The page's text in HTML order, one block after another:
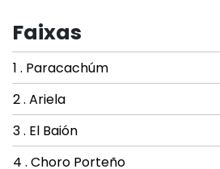
Faixas
1 . Paracachúm
2 . Ariela
3 . El Baión
4 . Choro Porteño